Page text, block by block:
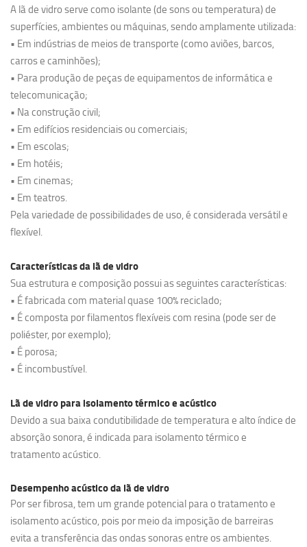
A lã de vidro serve como isolante (de sons ou temperatura) de
superfícies, ambientes ou máquinas, sendo amplamente utilizada:
• Em indústrias de meios de transporte (como aviões, barcos,
carros e caminhões);
• Para produção de peças de equipamentos de informática e
telecomunicação;
• Na construção civil;
• Em edifícios residenciais ou comerciais;
• Em escolas;
• Em hotéis;
• Em cinemas;
• Em teatros.
Pela variedade de possibilidades de uso, é considerada versátil e
flexível.
Características da lã de vidro
Sua estrutura e composição possui as seguintes características:
• É fabricada com material quase 100% reciclado;
• É composta por filamentos flexíveis com resina (pode ser de
poliéster, por exemplo);
• É porosa;
• É incombustível.
Lã de vidro para isolamento térmico e acústico
Devido a sua baixa condutibilidade de temperatura e alto índice de
absorção sonora, é indicada para isolamento térmico e
tratamento acústico.
Desempenho acústico da lã de vidro
Por ser fibrosa, tem um grande potencial para o tratamento e
isolamento acústico, pois por meio da imposição de barreiras
evita a transferência das ondas sonoras entre os ambientes.